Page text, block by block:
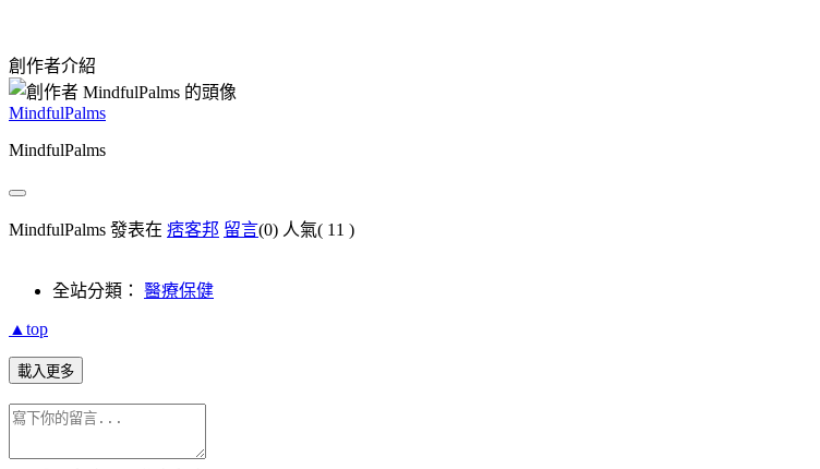
創作者介紹
MindfulPalms
MindfulPalms
MindfulPalms 發表在 痞客邦 留言(0) 人氣( 11 )
全站分類： 醫療保健
▲top
載入更多